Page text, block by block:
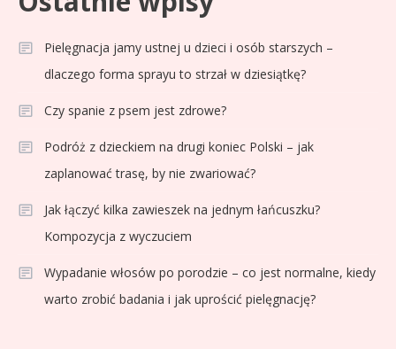
Pielęgnacja jamy ustnej u dzieci i osób starszych –
dlaczego forma sprayu to strzał w dziesiątkę?
Czy spanie z psem jest zdrowe?
Podróż z dzieckiem na drugi koniec Polski – jak
zaplanować trasę, by nie zwariować?
Jak łączyć kilka zawieszek na jednym łańcuszku?
Kompozycja z wyczuciem
Wypadanie włosów po porodzie – co jest normalne, kiedy
warto zrobić badania i jak uprościć pielęgnację?